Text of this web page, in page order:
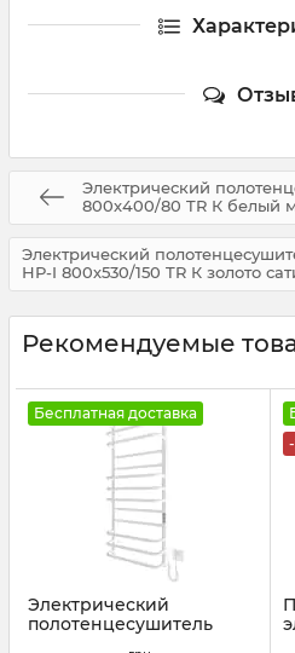
Электрический
800х400/80 TR К белый
Электрический
НР-I 800х530/150 TR К золото
Рекомендуемые
Бесплатная доставка
Электрический
полотенцесушитель